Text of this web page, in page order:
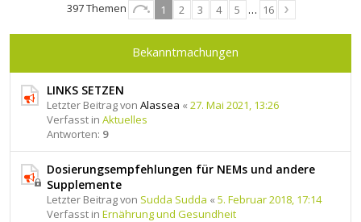
397 Themen 1 2 3 4 5 … 16
Bekanntmachungen
LINKS SETZEN
Letzter Beitrag von Alassea « 27. Mai 2021, 13:26
Verfasst in Aktuelles
Antworten: 9
Dosierungsempfehlungen für NEMs und andere
Supplemente
Letzter Beitrag von Sudda Sudda « 5. Februar 2018, 17:14
Verfasst in Ernährung und Gesundheit